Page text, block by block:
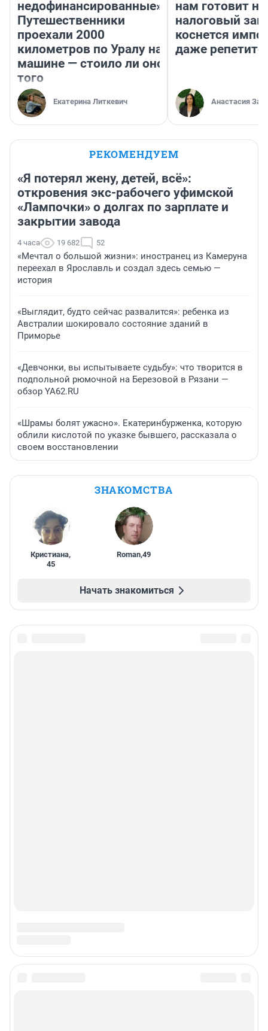
недофинансированные».
Путешественники
проехали 2000
километров по Уралу на
машине — стоило ли оно
того
Екатерина Литкевич
нам готовит
налоговый
коснется
даже
Анастасия
РЕКОМЕНДУЕМ
«Я потерял жену, детей, всё»:
откровения экс-рабочего уфимской
«Лампочки» о долгах по зарплате и
закрытии завода
4 часа 19 682 52
«Мечтал о большой жизни»: иностранец из Камеруна
переехал в Ярославль и создал здесь семью —
история
«Выглядит, будто сейчас развалится»: ребенка из
Австралии шокировало состояние зданий в
Приморье
«Девчонки, вы испытываете судьбу»: что творится в
подпольной рюмочной на Березовой в Рязани —
обзор YA62.RU
«Шрамы болят ужасно». Екатеринбурженка, которую
облили кислотой по указке бывшего, рассказала о
своем восстановлении
ЗНАКОМСТВА
Кристиана,
45
Roman,49
Начать знакомиться